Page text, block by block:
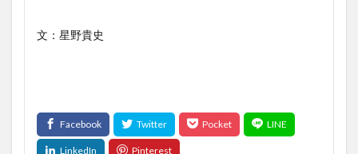
文：星野貴史